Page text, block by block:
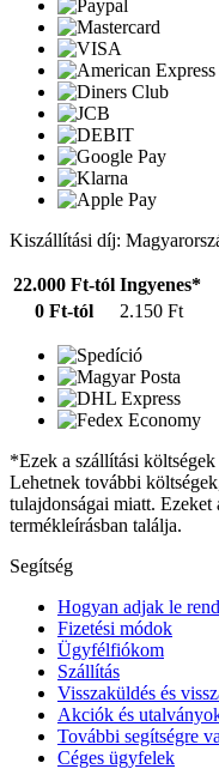
Kiszállítási díj:
22.000 Ft-tól Ingyenes*
0 Ft-tól
2.150 Ft
*Ezek a szállítási
Lehetnek további
tulajdonságai miatt.
termékleírásban találja.
Segítség
Hogyan adjak le
Fizetési módok
Ügyfélfiókom
Szállítás
Visszaküldés és
Akciók és
További segítségre
Céges ügyfelek